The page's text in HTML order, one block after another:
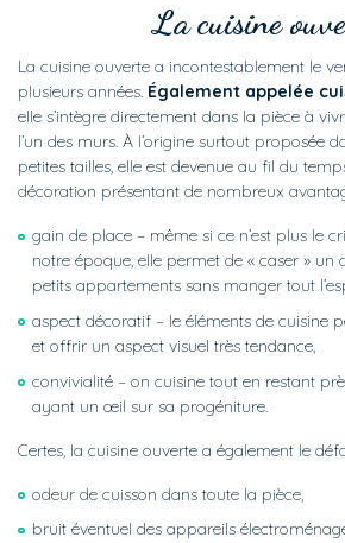
La cuisine
La cuisine ouverte a incontestablement le
plusieurs années. Également appelée
elle s’intègre directement dans la pièce à
l’un des murs. À l’origine surtout proposée
petites tailles, elle est devenue au fil du
décoration présentant de nombreux
gain de place – même si ce n’est plus le
notre époque, elle permet de « caser » un
petits appartements sans manger tout
aspect décoratif – le éléments de cuisine
et offrir un aspect visuel très tendance,
convivialité – on cuisine tout en restant
ayant un œil sur sa progéniture.
Certes, la cuisine ouverte a également le
odeur de cuisson dans toute la pièce,
bruit éventuel des appareils